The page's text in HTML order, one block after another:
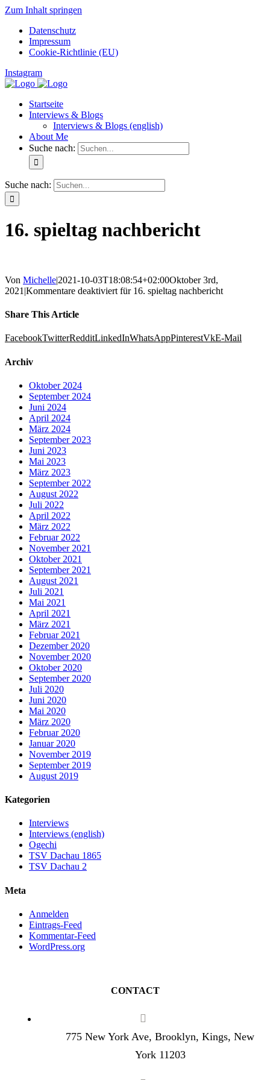
Zum Inhalt springen
Datenschutz
Impressum
Cookie-Richtlinie (EU)
Instagram
Startseite
Interviews & Blogs
Interviews & Blogs (english)
About Me
Suche nach:
Suche nach:
16. spieltag nachbericht
Von Michelle|2021-10-03T18:08:54+02:00Oktober 3rd,
2021 |Kommentare deaktiviert für 16. spieltag nachbericht
Share This Article
FacebookTwitterRedditLinkedInWhatsAppPinterestVkE-Mail
Archiv
Oktober 2024
September 2024
Juni 2024
April 2024
März 2024
September 2023
Juni 2023
Mai 2023
März 2023
September 2022
August 2022
Juli 2022
April 2022
März 2022
Februar 2022
November 2021
Oktober 2021
September 2021
August 2021
Juli 2021
Mai 2021
April 2021
März 2021
Februar 2021
Dezember 2020
November 2020
Oktober 2020
September 2020
Juli 2020
Juni 2020
Mai 2020
März 2020
Februar 2020
Januar 2020
November 2019
September 2019
August 2019
Kategorien
Interviews
Interviews (english)
Ogechi
TSV Dachau 1865
TSV Dachau 2
Meta
Anmelden
Eintrags-Feed
Kommentar-Feed
WordPress.org
CONTACT
775 New York Ave, Brooklyn, Kings, New
York 11203